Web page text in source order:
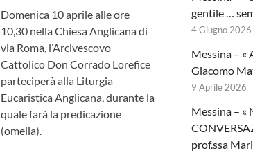
Domenica 10 aprile alle ore
10,30 nella Chiesa Anglicana di
via Roma, l’Arcivescovo
Cattolico Don Corrado Lorefice
parteciperà alla Liturgia
Eucaristica Anglicana, durante la
quale farà la predicazione
(omelia).
gentile …
4 Giugno 2026
Messina – «
Giacomo
9 Aprile 2026
Messina – «
prof.ssa